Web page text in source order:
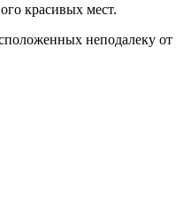
красивых мест.
неподалеку